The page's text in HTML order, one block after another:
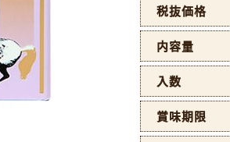
税抜価格
内容量
入数
賞味期限